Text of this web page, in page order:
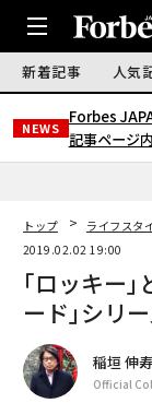
新着記事 人気
NEWS
Forbes
記事ページ
トップ ライフスタ
2019.02.02 19:00
｢ロッキー｣
ード｣シリ
稲垣 伸
Official